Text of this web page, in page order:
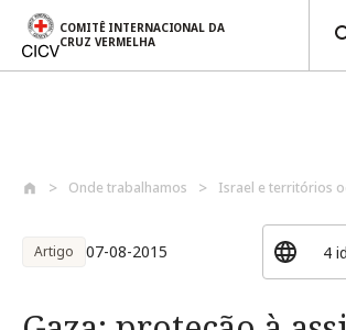
COMITÊ INTERNACIONAL DA
CRUZ VERMELHA
Onde trabalhamos Israel e territórios
Artigo 07-08-2015